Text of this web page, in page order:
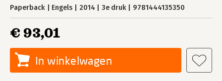
Paperback Engels 2014 3e druk 9781444135350
€ 93,01
In winkelwagen